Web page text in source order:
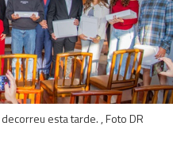
esta tarde. , Foto DR